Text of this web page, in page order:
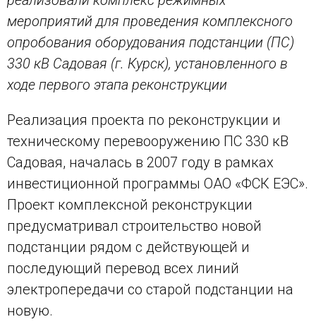
мероприятий для проведения комплексного
опробования оборудования подстанции (ПС)
330 кВ Садовая (г. Курск), установленного в
ходе первого этапа реконструкции
Реализация проекта по реконструкции и
техническому перевооружению ПС 330 кВ
Садовая, началась в 2007 году в рамках
инвестиционной программы ОАО «ФСК ЕЭС».
Проект комплексной реконструкции
предусматривал строительство новой
подстанции рядом с действующей и
последующий перевод всех линий
электропередачи со старой подстанции на
новую.